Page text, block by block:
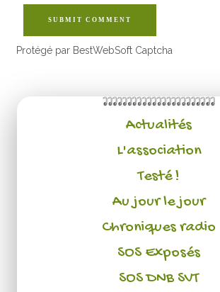
SUBMIT COMMENT
Protégé par BestWebSoft Captcha
Actualités
L'association
Testé !
Au jour le jour
Chroniques radio
SOS Exposés
SOS DNB SVT